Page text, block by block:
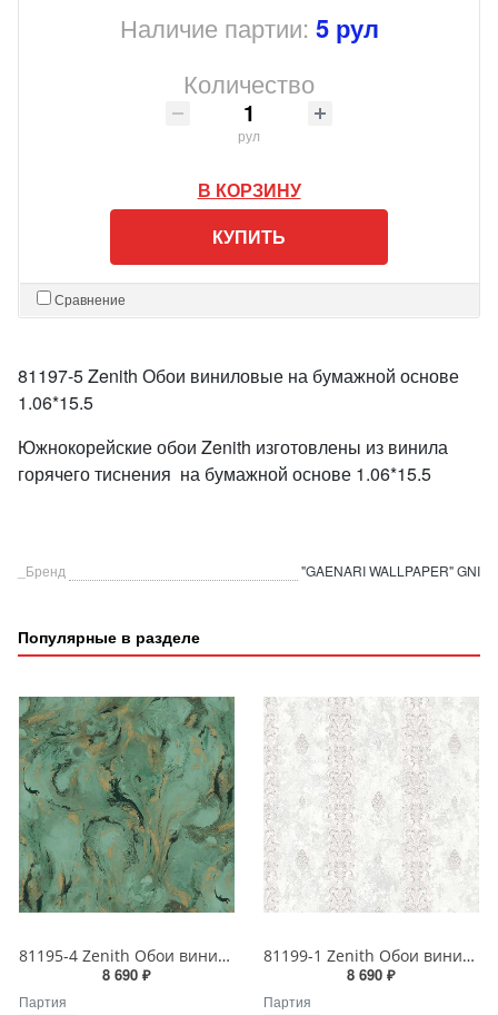
Наличие партии: 5 рул
Количество
рул
В КОРЗИНУ
КУПИТЬ
Сравнение
81197-5 Zenith Обои виниловые на бумажной основе
1.06*15.5
Южнокорейские обои Zenith изготовлены из винила
горячего тиснения на бумажной основе 1.06*15.5
_Бренд "GAENARI WALLPAPER" GNI
Популярные в разделе
81195-4 Zenith Обои виниловые на бумажной основе 1.06*15.5
8 690 ₽
Партия
81199-1 Zenith Обои виниловые на бумажной основе 1.06*15.5
8 690 ₽
Партия